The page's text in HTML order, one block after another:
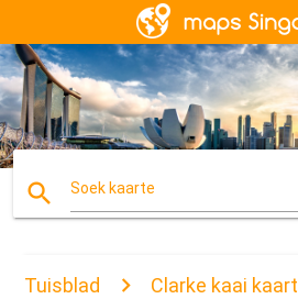
search Soek kaarte
Tuisblad Clarke kaai kaart